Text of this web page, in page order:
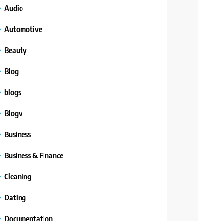
Audio
Automotive
Beauty
Blog
blogs
Blogv
Business
Business & Finance
Cleaning
Dating
Documentation